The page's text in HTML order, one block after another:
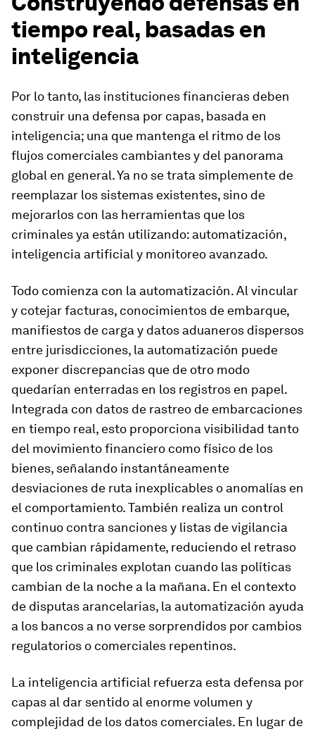
tiempo real, basadas en
inteligencia
Por lo tanto, las instituciones financieras deben
construir una defensa por capas, basada en
inteligencia; una que mantenga el ritmo de los
flujos comerciales cambiantes y del panorama
global en general. Ya no se trata simplemente de
reemplazar los sistemas existentes, sino de
mejorarlos con las herramientas que los
criminales ya están utilizando: automatización,
inteligencia artificial y monitoreo avanzado.
Todo comienza con la automatización. Al vincular
y cotejar facturas, conocimientos de embarque,
manifiestos de carga y datos aduaneros dispersos
entre jurisdicciones, la automatización puede
exponer discrepancias que de otro modo
quedarían enterradas en los registros en papel.
Integrada con datos de rastreo de embarcaciones
en tiempo real, esto proporciona visibilidad tanto
del movimiento financiero como físico de los
bienes, señalando instantáneamente
desviaciones de ruta inexplicables o anomalías en
el comportamiento. También realiza un control
continuo contra sanciones y listas de vigilancia
que cambian rápidamente, reduciendo el retraso
que los criminales explotan cuando las políticas
cambian de la noche a la mañana. En el contexto
de disputas arancelarias, la automatización ayuda
a los bancos a no verse sorprendidos por cambios
regulatorios o comerciales repentinos.
La inteligencia artificial refuerza esta defensa por
capas al dar sentido al enorme volumen y
complejidad de los datos comerciales. En lugar de